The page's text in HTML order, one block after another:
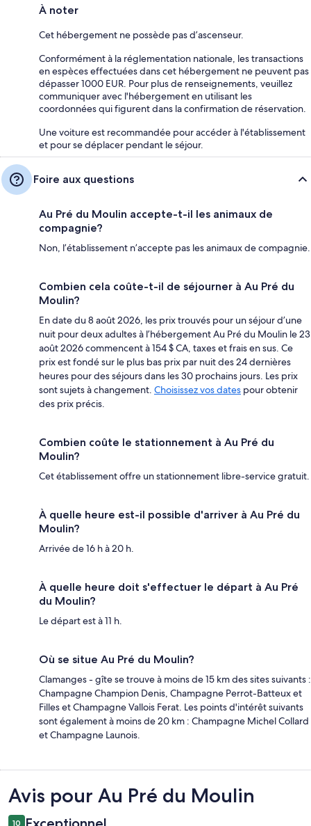
À noter
Cet hébergement ne possède pas d’ascenseur.
Conformément à la réglementation nationale, les transactions
en espèces effectuées dans cet hébergement ne peuvent pas
dépasser 1000 EUR. Pour plus de renseignements, veuillez
communiquer avec l'hébergement en utilisant les
coordonnées qui figurent dans la confirmation de réservation.
Une voiture est recommandée pour accéder à l'établissement
et pour se déplacer pendant le séjour.
Foire aux questions
Au Pré du Moulin accepte-t-il les animaux de
compagnie?
Non, l’établissement n’accepte pas les animaux de compagnie.
Combien cela coûte-t-il de séjourner à Au Pré du
Moulin?
En date du 8 août 2026, les prix trouvés pour un séjour d’une
nuit pour deux adultes à l’hébergement Au Pré du Moulin le 23
août 2026 commencent à 154 $ CA, taxes et frais en sus. Ce
prix est fondé sur le plus bas prix par nuit des 24 dernières
heures pour des séjours dans les 30 prochains jours. Les prix
sont sujets à changement. Choisissez vos dates pour obtenir
des prix précis.
Combien coûte le stationnement à Au Pré du
Moulin?
Cet établissement offre un stationnement libre-service gratuit.
À quelle heure est-il possible d'arriver à Au Pré du
Moulin?
Arrivée de 16 h à 20 h.
À quelle heure doit s'effectuer le départ à Au Pré
du Moulin?
Le départ est à 11 h.
Où se situe Au Pré du Moulin?
Clamanges - gîte se trouve à moins de 15 km des sites suivants :
Champagne Champion Denis, Champagne Perrot-Batteux et
Filles et Champagne Vallois Ferat. Les points d'intérêt suivants
sont également à moins de 20 km : Champagne Michel Collard
et Champagne Launois.
Avis
Avis pour Au Pré du Moulin
10